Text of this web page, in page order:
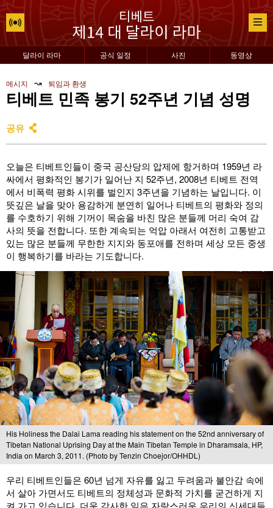
달라이 라마 공식 일정 사진 동영상
메시지 ↝ 퇴임과 환생
티베트 민족 봉기 52주년 기념 성명
공유
오늘은 티베트인들이 중국 공산당의 압제에 항거하며 1959년 라
싸에서 평화적인 봉기가 일어난 지 52주년, 2008년 티베트 전역
에서 비폭력 평화 시위를 벌인지 3주년을 기념하는 날입니다. 이
뜻깊은 날을 맞아 용감하게 분연히 일어나 티베트의 평화와 정의
를 수호하기 위해 기꺼이 목숨을 바친 많은 분들께 머리 숙여 감
사의 뜻을 전합니다. 또한 계속되는 억압 아래서 여전히 고통받고
있는 많은 분들께 무한한 지지와 동포애를 전하며 세상 모든 중생
이 행복하기를 바라는 기도합니다.
His Holiness the Dalai Lama reading his statement on the 52nd anniversary of
Tibetan National Uprising Day at the Main Tibetan Temple in Dharamsala, HP,
India on March 3, 2011. (Photo by Tenzin Choejor/OHHDL)
우리 티베트인들은 60년 넘게 자유를 잃고 두려움과 불안감 속에
서 살아 가면서도 티베트의 정체성과 문화적 가치를 굳건하게 지
켜 가고 있습니다. 더욱 감사한 일은 자랑스러운 우리의 신세대들